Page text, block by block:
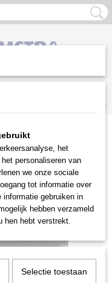
(0)
| toebehoren
het
personaliseren van
we onze sociale
tot informatie over
informatie gebruiken in
hebben verzameld
hen hebt verstrekt.
Selectie toestaan